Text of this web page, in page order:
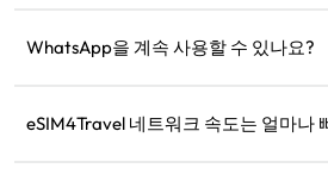
있습니다.
WhatsApp을 계속 사용할 수 있나요?
eSIM4Travel 네트워크 속도는 얼마나